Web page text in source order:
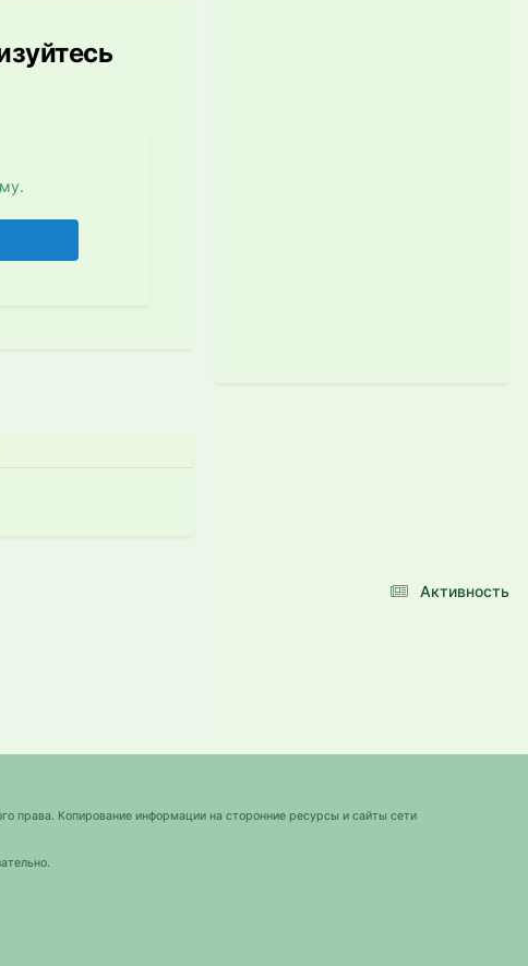
Активность
права. Копирование информации на сторонние ресурсы и сайты сети